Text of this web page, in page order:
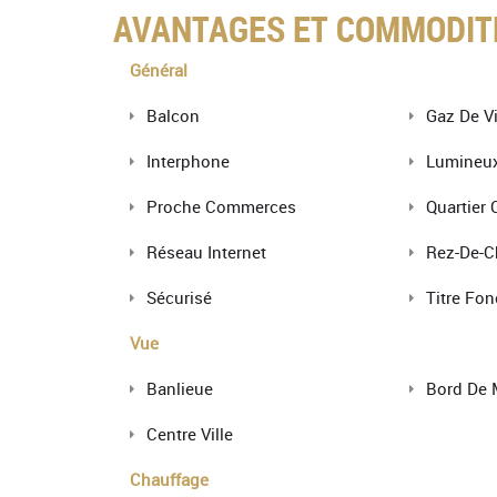
AVANTAGES ET
Général
Balcon Gaz De
Interphone
Proche Commerces Quartier
Réseau Internet Rez-De-
Sécurisé Titre
Vue
Banlieue Bord De
Centre Ville
Chauffage